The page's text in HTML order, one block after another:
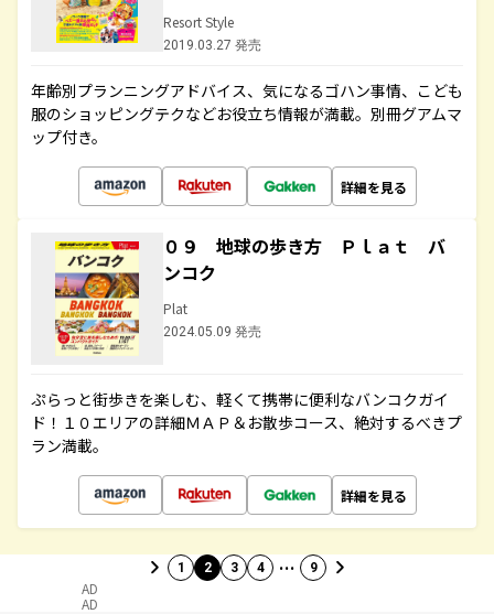
Resort Style
2019.03.27 発売
年齢別プランニングアドバイス、気になるゴハン事情、こども
服のショッピングテクなどお役立ち情報が満載。別冊グアムマ
ップ付き。
詳細を見る
０９ 地球の歩き方 Ｐｌａｔ バ
ンコク
Plat
2024.05.09 発売
ぷらっと街歩きを楽しむ、軽くて携帯に便利なバンコクガイ
ド！１０エリアの詳細ＭＡＰ＆お散歩コース、絶対するべきプ
ラン満載。
詳細を見る
1 2 3 4 … 9
AD
AD